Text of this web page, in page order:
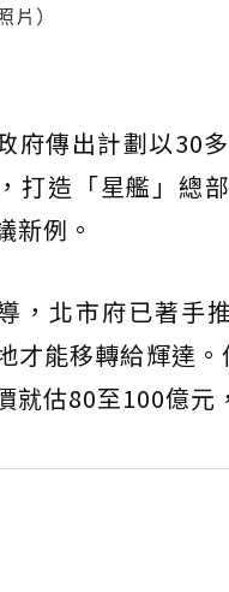
）
府傳出計劃以30
打造「星艦」總
新例。
，北市府已著手
才能移轉給輝達。
就估80至100億元